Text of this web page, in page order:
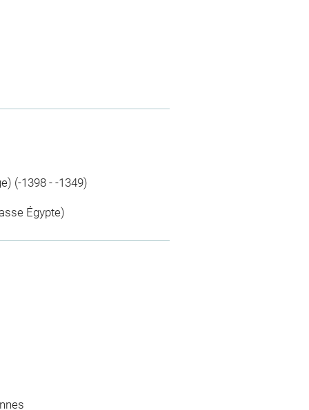
(-1398 - -1349)
Égypte)